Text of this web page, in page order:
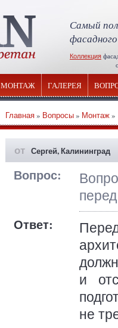
Самый
Коллекция
МОНТАЖ ГАЛЕРЕЯ
Главная» Вопросы» Монтаж»
от Сергей, Калининград
Вопрос:
Ответ:
и
не